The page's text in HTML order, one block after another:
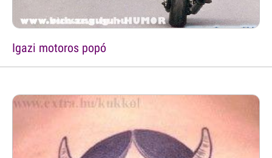
Igazi motoros popó